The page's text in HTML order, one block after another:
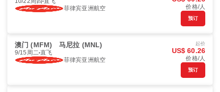
菲律宾亚洲航空
价格/人
预订
澳门 (MFM) 马尼拉 (MNL)
9/15周二 直飞
菲律宾亚洲航空
起价
US$ 60.26
价格/人
预订